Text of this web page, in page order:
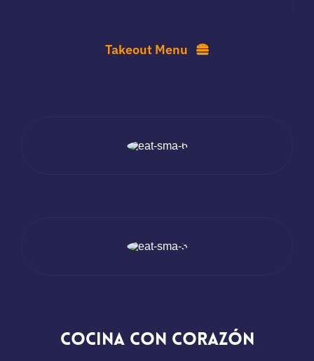
Takeout Menu
Cocina con Corazón